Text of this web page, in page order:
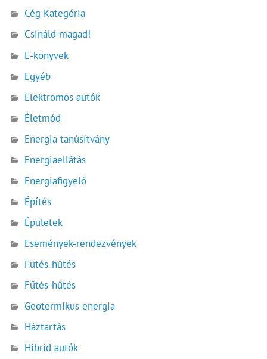
Cég Kategória
Csináld magad!
E-könyvek
Egyéb
Elektromos autók
Életmód
Energia tanúsítvány
Energiaellátás
Energiafigyelő
Építés
Épületek
Események-rendezvények
Fűtés-hűtés
Fűtés-hűtés
Geotermikus energia
Háztartás
Hibrid autók